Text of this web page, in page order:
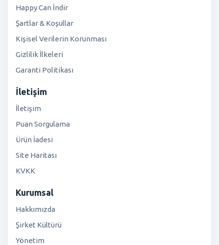
Happy Can İndir
Şartlar & Koşullar
Kişisel Verilerin Korunması
Gizlilik İlkeleri
Garanti Politikası
İletişim
İletişim
Puan Sorgulama
Ürün İadesi
Site Haritası
KVKK
Kurumsal
Hakkımızda
Şirket Kültürü
Yönetim